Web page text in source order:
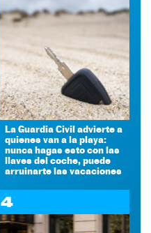
La Guardia Civil advierte a
quienes van a la playa:
nunca hagas esto con las
llaves del coche, puede
arruinarte las vacaciones
4